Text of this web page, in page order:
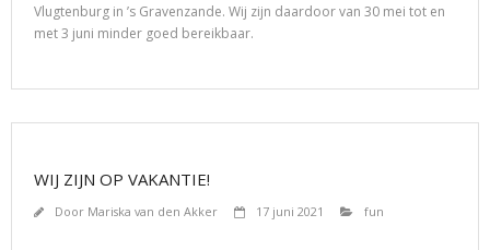
Vlugtenburg in ’s Gravenzande. Wij zijn daardoor van 30 mei tot en
met 3 juni minder goed bereikbaar.
WIJ ZIJN OP VAKANTIE!
Door Mariska van den Akker 17 juni 2021 fun